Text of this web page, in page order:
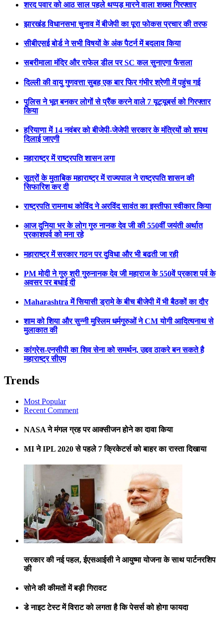
शरद पवार को आठ साल पहले थप्पड़ मारने वाला शख्स गिरफ्तार
झारखंड विधानसभा चुनाव में बीजेपी का पूरा फोकस प्रचार की तरफ
सीबीएसई बोर्ड ने सभी विषयों के अंक पैटर्न में बदलाव किया
सबरीमाला मंदिर और राफेल डील पर SC कल सुनाएगा फैसला
दिल्ली की वायु गुणवत्ता सुबह एक बार फिर गंभीर श्रेणी में पहुंच गई
पुलिस ने भूत बनकर लोगों से प्रैंक करने वाले 7 यूट्यूबर्स को गिरफ्तार
किया
हरियाणा में 14 नवंबर को बीजेपी-जेजेपी सरकार के मंत्रियों को शपथ
दिलाई जाएगी
महाराष्ट्र में राष्ट्रपति शासन लगा
सूत्रों के मुताबिक महाराष्ट्र में राज्यपाल ने राष्ट्रपति शासन की
सिफारिश कर दी
राष्ट्रपति रामनाथ कोविंद ने अरविंद सावंत का इस्तीफा स्वीकार किया
आज दुनिया भर के लोग गुरु नानक देव जी की 550वीं जयंती अर्थात
प्रकाशपर्व को मना रहे
महाराष्ट्र में सरकार गठन पर दुविधा और भी बढती जा रही
PM मोदी ने गुरु श्री गुरुनानक देव जी महाराज के 550वें प्रकाश पर्व के
अवसर पर बधाई दी
Maharashtra में सियासी ड्रामे के बीच बीजेपी में भी बैठकों का दौर
शाम को शिया और सुन्नी मुस्लिम धर्मगुरुओं ने CM योगी आदित्यनाथ से
मुलाकात की
कांग्रेस-एनसीपी का शिव सेना को समर्थन, उद्दव ठाकरे बन सकते है
महाराष्ट्र सीएम
Trends
Most Popular
Recent Comment
NASA ने मंगल ग्रह पर आक्सीजन होने का दावा किया
MI ने IPL 2020 से पहले 7 क्रिकेटर्स को बाहर का रास्ता दिखाया
सरकार की नई पहल, ईएसआईसी ने आयुष्मा योजना के साथ पार्टनरशिप
की
सोने की कीमतों में बड़ी गिरावट
डे नाइट टेस्ट में विराट को लगता है कि पेसर्स को होगा फायदा